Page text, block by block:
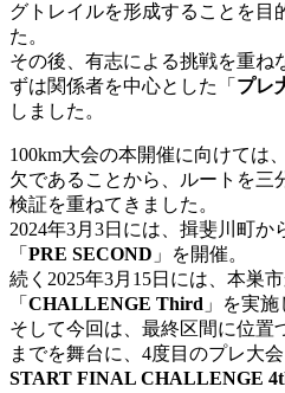
グトレイルを形成することを目
た。
その後、有志による挑戦を重ね
ずは関係者を中心とした「 プレ
しました。
100km大会の本開催に向けては
欠であることから、ルートを三
検証を重ねてきました。
2024年3月3日には、揖斐川町か
「 PRE SECOND 」を開催。
続く2025年3月15日には、本巣
「 CHALLENGE Third 」を実施
そして今回は、最終区間に位置
までを舞台に、4度目のプレ大会
START FINAL CHALLENGE